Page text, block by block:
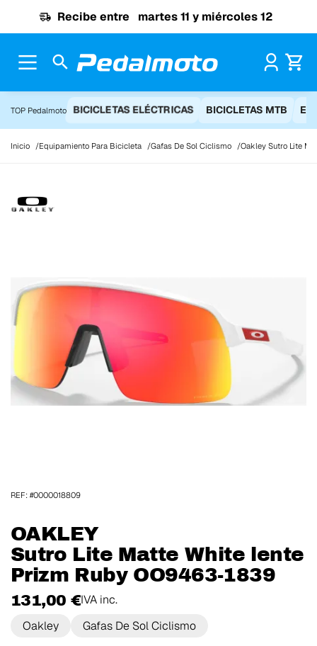
Recibe entre martes 11 y miércoles 12
TOP Pedalmoto BICICLETAS ELÉCTRICAS BICICLETAS MTB
Inicio Equipamiento Para Bicicleta Gafas De Sol Ciclismo Oakley Sutro Lite
OAKLEY
Sutro Lite Matte White lente
Prizm Ruby OO9463-1839
131,00 €IVA inc.
Oakley
Gafas De Sol Ciclismo
REF: #0000018809